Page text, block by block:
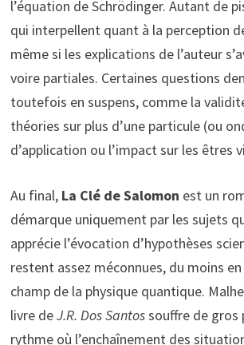
l’équation de Schrödinger. Autant de
qui interpellent quant à la perception
même si les explications de l’auteur
voire partiales. Certaines questions
toutefois en suspens, comme la
théories sur plus d’une particule (ou
d’application ou l’impact sur les êtres
Au final, La Clé de Salomon est un
démarque uniquement par les sujets
apprécie l’évocation d’hypothèses
restent assez méconnues, du moins
champ de la physique quantique.
livre deJ.R. Dos Santossouffre de gros
rythme où l’enchaînement des